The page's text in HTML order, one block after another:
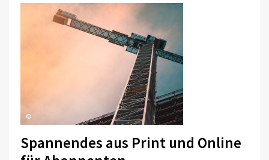
©
Spannendes aus Print und Online